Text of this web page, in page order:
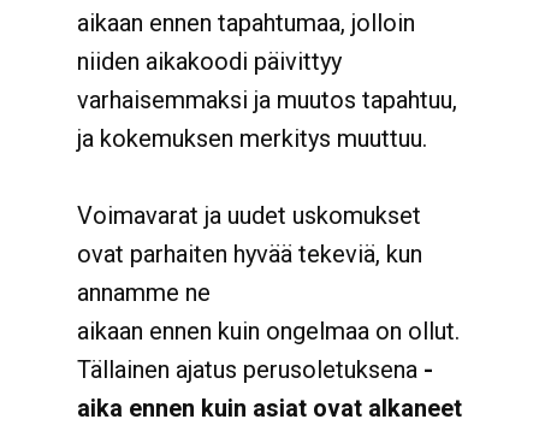
aikaan ennen tapahtumaa, jolloin
niiden aikakoodi päivittyy
varhaisemmaksi ja muutos tapahtuu,
ja kokemuksen merkitys muuttuu.
Voimavarat ja uudet uskomukset
ovat parhaiten hyvää tekeviä, kun
annamme ne
aikaan ennen kuin ongelmaa on ollut.
Tällainen ajatus perusoletuksena -
aika ennen kuin asiat ovat alkaneet